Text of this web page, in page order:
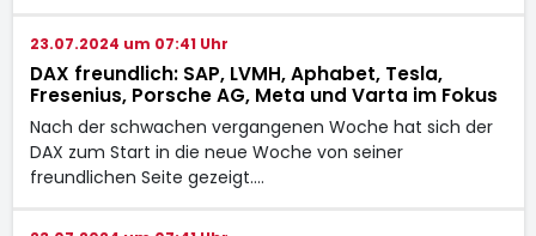
23.07.2024 um 07:41 Uhr
DAX freundlich: SAP, LVMH, Aphabet, Tesla,
Fresenius, Porsche AG, Meta und Varta im Fokus
Nach der schwachen vergangenen Woche hat sich der
DAX zum Start in die neue Woche von seiner
freundlichen Seite gezeigt.…